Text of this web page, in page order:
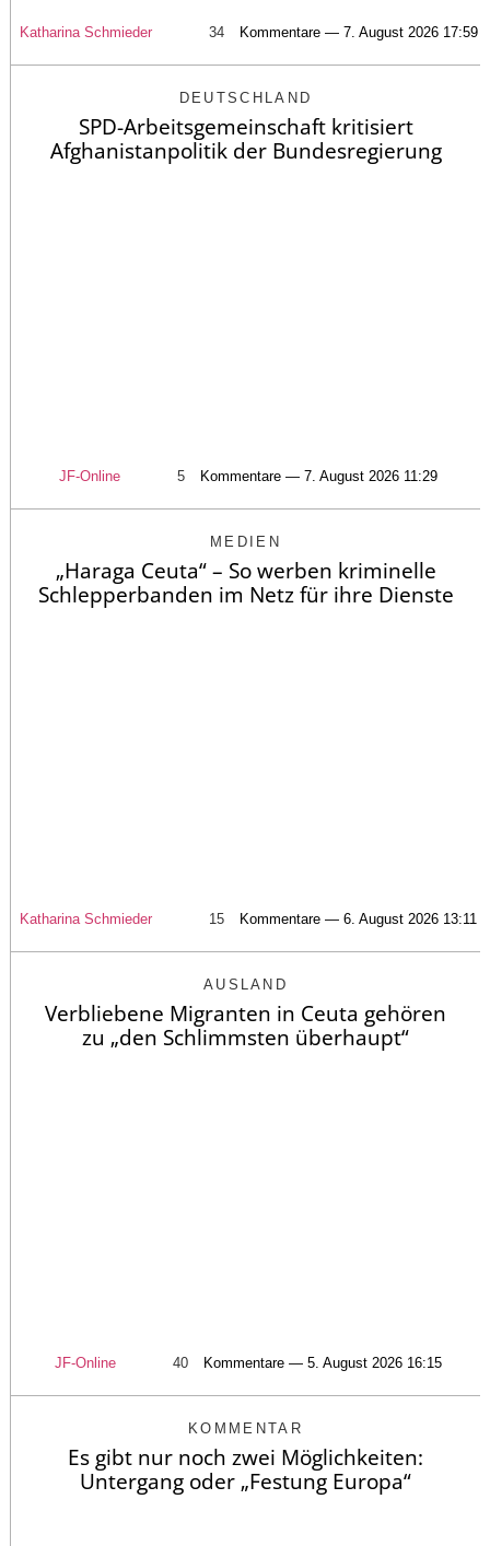
Katharina Schmieder 34 Kommentare — 7. August 2026 17:59
DEUTSCHLAND
SPD-Arbeitsgemeinschaft kritisiert
Afghanistanpolitik der Bundesregierung
JF-Online 5 Kommentare — 7. August 2026 11:29
MEDIEN
„Haraga Ceuta“ – So werben kriminelle
Schlepperbanden im Netz für ihre Dienste
Katharina Schmieder 15 Kommentare — 6. August 2026 13:11
AUSLAND
Verbliebene Migranten in Ceuta gehören
zu „den Schlimmsten überhaupt“
JF-Online 40 Kommentare — 5. August 2026 16:15
KOMMENTAR
Es gibt nur noch zwei Möglichkeiten:
Untergang oder „Festung Europa“